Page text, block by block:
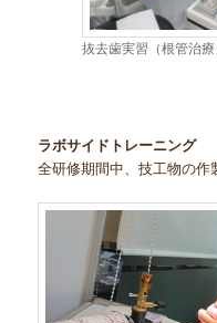
抜去歯実習（根管治療
ラボサイドトレーニング
全研修期間中、技工物の作